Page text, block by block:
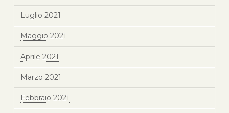
Luglio 2021
Maggio 2021
Aprile 2021
Marzo 2021
Febbraio 2021